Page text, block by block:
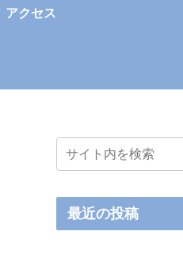
アクセス
最近の投稿